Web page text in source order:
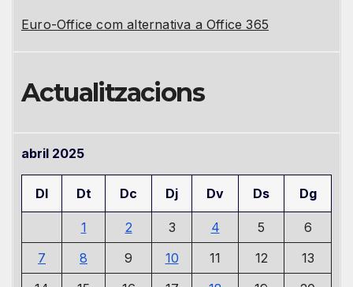
Euro-Office com alternativa a Office 365
Actualitzacions
abril 2025
Dl Dt Dc Dj Dv Ds Dg
1 2 3 4 5
6
7
8 9 10 11 12
13